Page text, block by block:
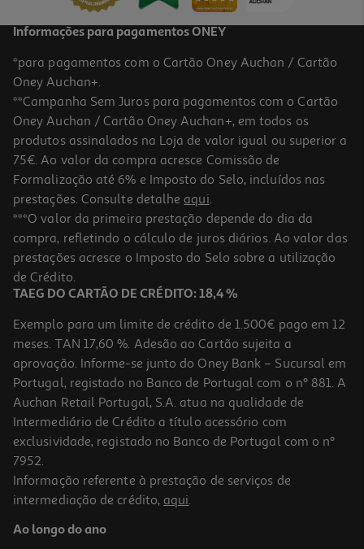
Informações para pagamentos ONEY
*para pagamentos com o Cartão Oney Auchan / Cartão
Oney Auchan+.
**Campanha Sem Juros para pagamentos com o Cartão
Oney Auchan / Cartão Oney Auchan+, em todos os
produtos assinalados na Loja de valor igual ou superior a
75€. Ao valor da compra acresce Comissão de
Formalização até 6% e Imposto do Selo, incluídos nas
prestações. Consulte detalhe aqui.
***O valor da primeira prestação depende do dia da
compra, refletindo o cálculo de juros diários. Ao valor das
prestações acresce o Imposto do Selo sobre a utilização
de Crédito.
TAEG DO CARTÃO DE CRÉDITO: 18,4 %
Exemplo para um limite de crédito de 1.500€ pago em 12
meses. TAN 17,60 %. Adesão ao Cartão sujeita a
aprovação. Informe-se junto do Oney Bank – Sucursal em
Portugal, registado no Banco de Portugal com o nº 881. A
Auchan Retail Portugal, S.A. atua na qualidade de
Intermediário de Crédito a título acessório com
exclusividade, registado no Banco de Portugal com o nº
7952.
Informação referente à prestação de serviços de
intermediação de crédito, aqui.
Ao longo do ano